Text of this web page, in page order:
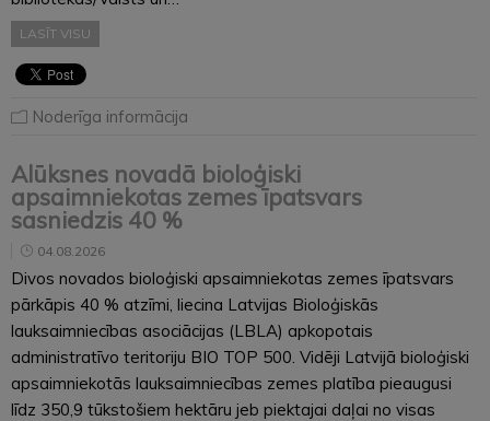
LASĪT VISU
Noderīga informācija
Alūksnes novadā bioloģiski
apsaimniekotas zemes īpatsvars
sasniedzis 40 %
04.08.2026
Divos novados bioloģiski apsaimniekotas zemes īpatsvars
pārkāpis 40 % atzīmi, liecina Latvijas Bioloģiskās
lauksaimniecības asociācijas (LBLA) apkopotais
administratīvo teritoriju BIO TOP 500. Vidēji Latvijā bioloģiski
apsaimniekotās lauksaimniecības zemes platība pieaugusi
līdz 350,9 tūkstošiem hektāru jeb piektajai daļai no visas